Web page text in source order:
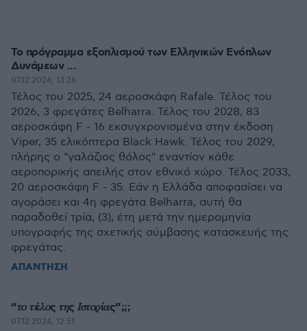
Το πρόγραμμα εξοπλισμού των Ελληνικών Ενόπλων
Δυνάμεων ...
07.12.2024, 13:26
Τέλος του 2025, 24 αεροσκάφη Rafale. Τέλος του
2026, 3 φρεγάτες Belharra. Τέλος του 2028, 83
αεροσκάφη F - 16 εκσυγχρονισμένα στην έκδοση
Viper, 35 ελικόπτερα Black Hawk. Τέλος του 2029,
πλήρης ο "γαλάζιος θόλος" εναντίον κάθε
αεροπορικής απειλής στον εθνικό χώρο. Τέλος 2033,
20 αεροσκάφη F - 35. Εάν η Ελλάδα αποφασίσει να
αγοράσει και 4η φρεγάτα Belharra, αυτή θα
παραδοθεί τρία, (3), έτη μετά την ημερομηνία
υπογραφής της σχετικής σύμβασης κατασκευής της
φρεγάτας.
ΑΠΑΝΤΗΣΗ
“𝜏𝜊 𝜏έ𝜆𝜊ς 𝜏𝜂ς 𝛪𝜎𝜏𝜊𝜌ί𝛼ς”;;;
07.12.2024, 12:51